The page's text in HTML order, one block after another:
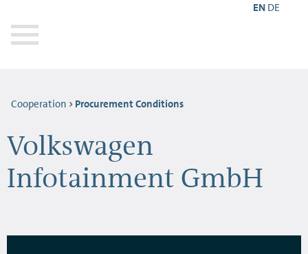
EN DE
Cooperation Procurement Conditions
Volkswagen
Infotainment GmbH